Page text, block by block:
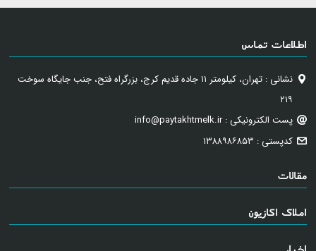
اطلاعات تماس
نشانی : تهران، کیلومتر ۱۱ جاده قدیم کرج، بزرگراه فتح، جنب جایگاه سوخت
۲۱۹
پست الکترونیکی : info@paytakhtmelk.ir
کدپستی : ۱۳۸۸۹۸۶۸۵۳
مقالات
املاک اکازیون